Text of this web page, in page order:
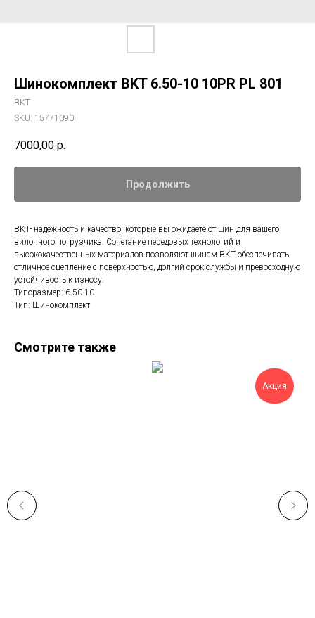
Шинокомплект BKT 6.50-10 10PR PL 801
BKT
SKU: 15771090
7000,00 р.
Продолжить
BKT- надежность и качество, которые вы ожидаете от шин для вашего
вилочного погрузчика. Сочетание передовых технологий и
высококачественных материалов позволяют шинам BKT обеспечивать
отличное сцепление с поверхностью, долгий срок службы и превосходную
устойчивость к износу.
Типоразмер: 6.50-10
Тип: Шинокомплект
Смотрите также
Акция